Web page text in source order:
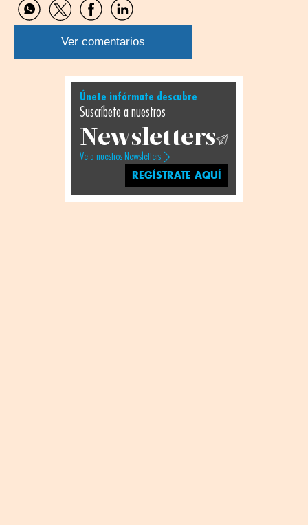
Compartir
por
WhatsApp
Compartir
por
Twitter
Compartir
por
Facebook
Compartir
por
Linkedin
Ver comentarios
Únete infórmate descubre
Suscríbete a nuestros
Newsletters
Ve a nuestros Newsletters
REGÍSTRATE AQUÍ